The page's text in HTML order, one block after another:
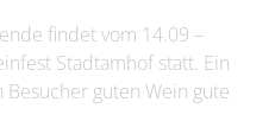
findet vom 14.09 –
Stadtamhof statt. Ein
guten Wein gute